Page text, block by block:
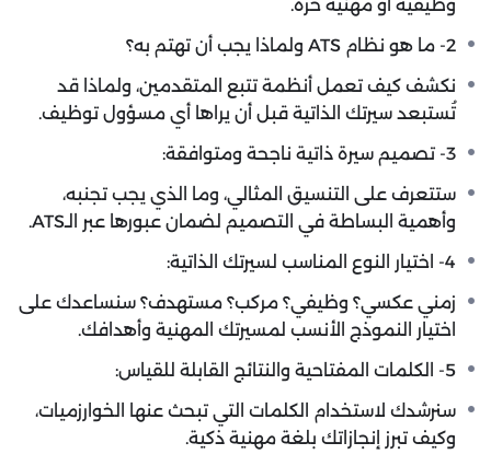
وظيفية أو مهنية حرة.
2- ما هو نظام ATS ولماذا يجب أن تهتم به؟
نكشف كيف تعمل أنظمة تتبع المتقدمين، ولماذا قد
تُستبعد سيرتك الذاتية قبل أن يراها أي مسؤول توظيف.
3- تصميم سيرة ذاتية ناجحة ومتوافقة:
ستتعرف على التنسيق المثالي، وما الذي يجب تجنبه،
وأهمية البساطة في التصميم لضمان عبورها عبر الـATS.
4- اختيار النوع المناسب لسيرتك الذاتية:
زمني عكسي؟ وظيفي؟ مركب؟ مستهدف؟ سنساعدك على
اختيار النموذج الأنسب لمسيرتك المهنية وأهدافك.
5- الكلمات المفتاحية والنتائج القابلة للقياس:
سنرشدك لاستخدام الكلمات التي تبحث عنها الخوارزميات،
وكيف تبرز إنجازاتك بلغة مهنية ذكية.